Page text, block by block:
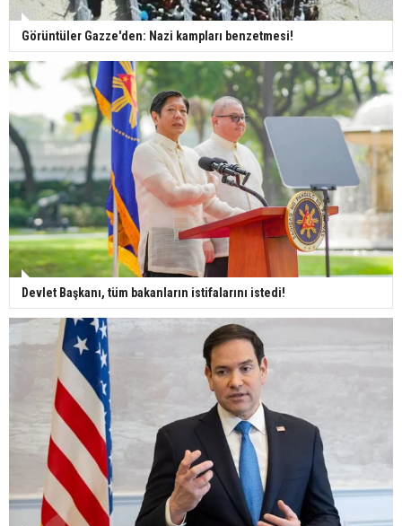
Görüntüler Gazze'den: Nazi kampları benzetmesi!
Devlet Başkanı, tüm bakanların istifalarını istedi!